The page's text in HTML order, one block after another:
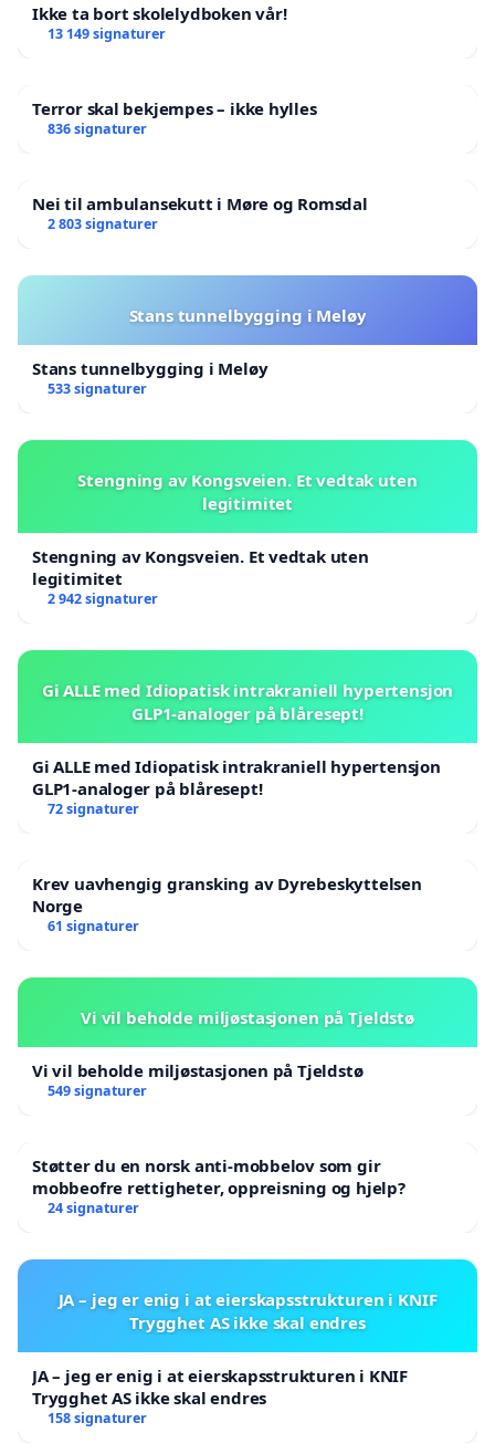
Ikke ta bort skolelydboken vår!
13 149 signaturer
Terror skal bekjempes – ikke hylles
836 signaturer
Nei til ambulansekutt i Møre og Romsdal
2 803 signaturer
Stans tunnelbygging i Meløy
Stans tunnelbygging i Meløy
533 signaturer
Stengning av Kongsveien. Et vedtak uten
legitimitet
Stengning av Kongsveien. Et vedtak uten
legitimitet
2 942 signaturer
Gi ALLE med Idiopatisk intrakraniell hypertensjon
GLP1-analoger på blåresept!
Gi ALLE med Idiopatisk intrakraniell hypertensjon
GLP1-analoger på blåresept!
72 signaturer
Krev uavhengig gransking av Dyrebeskyttelsen
Norge
61 signaturer
Vi vil beholde miljøstasjonen på Tjeldstø
Vi vil beholde miljøstasjonen på Tjeldstø
549 signaturer
Støtter du en norsk anti-mobbelov som gir
mobbeofre rettigheter, oppreisning og hjelp?
24 signaturer
JA – jeg er enig i at eierskapsstrukturen i KNIF
Trygghet AS ikke skal endres
JA – jeg er enig i at eierskapsstrukturen i KNIF
Trygghet AS ikke skal endres
158 signaturer